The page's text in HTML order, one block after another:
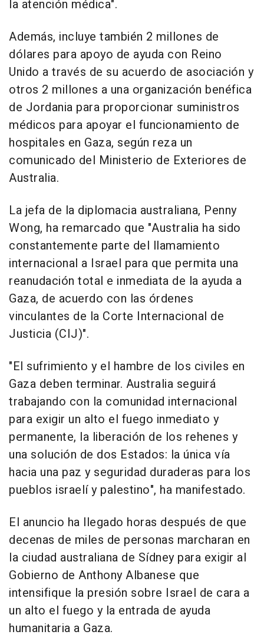
la atención médica".
Además, incluye también 2 millones de
dólares para apoyo de ayuda con Reino
Unido a través de su acuerdo de asociación y
otros 2 millones a una organización benéfica
de Jordania para proporcionar suministros
médicos para apoyar el funcionamiento de
hospitales en Gaza, según reza un
comunicado del Ministerio de Exteriores de
Australia.
La jefa de la diplomacia australiana, Penny
Wong, ha remarcado que "Australia ha sido
constantemente parte del llamamiento
internacional a Israel para que permita una
reanudación total e inmediata de la ayuda a
Gaza, de acuerdo con las órdenes
vinculantes de la Corte Internacional de
Justicia (CIJ)".
"El sufrimiento y el hambre de los civiles en
Gaza deben terminar. Australia seguirá
trabajando con la comunidad internacional
para exigir un alto el fuego inmediato y
permanente, la liberación de los rehenes y
una solución de dos Estados: la única vía
hacia una paz y seguridad duraderas para los
pueblos israelí y palestino", ha manifestado.
El anuncio ha llegado horas después de que
decenas de miles de personas marcharan en
la ciudad australiana de Sídney para exigir al
Gobierno de Anthony Albanese que
intensifique la presión sobre Israel de cara a
un alto el fuego y la entrada de ayuda
humanitaria a Gaza.